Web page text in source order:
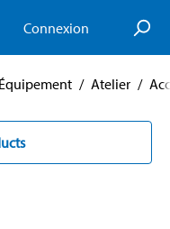
Connexion
Équipement / Atelier /